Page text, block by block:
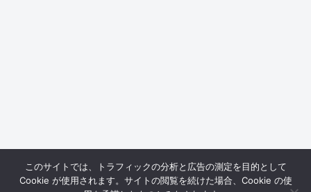
このサイトでは、トラフィックの分析と広告の測定を目的として
Cookie が使用されます。サイトの閲覧を続けた場合、Cookie の使